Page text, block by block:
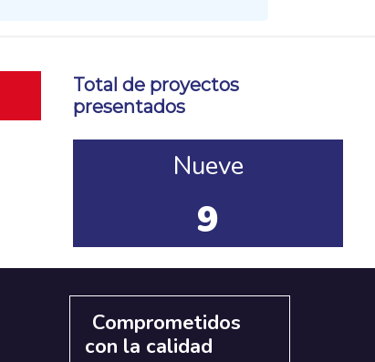
Total de proyectos
presentados
Nueve
9
Comprometidos
con la calidad